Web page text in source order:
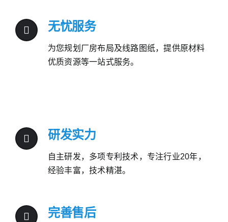
无忧服务
为您规划厂房布局及线路图纸，提供原材料
优质资源等一站式服务。
研发实力
自主研发，多项专利技术，专注行业20年，
经验丰富，技术精湛。
完善售后